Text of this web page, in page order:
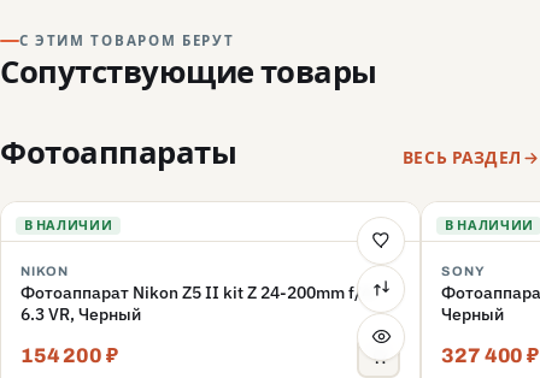
С ЭТИМ ТОВАРОМ БЕРУТ
Сопутствующие товары
Фотоаппараты ВЕСЬ РАЗДЕЛ
В НАЛИЧИИ
NIKON
Фотоаппарат Nikon Z5 II kit Z 24-200mm f/4-
6.3 VR, Черный
154 200 ₽
В НАЛИЧИИ
SONY
Черный
327 400 ₽